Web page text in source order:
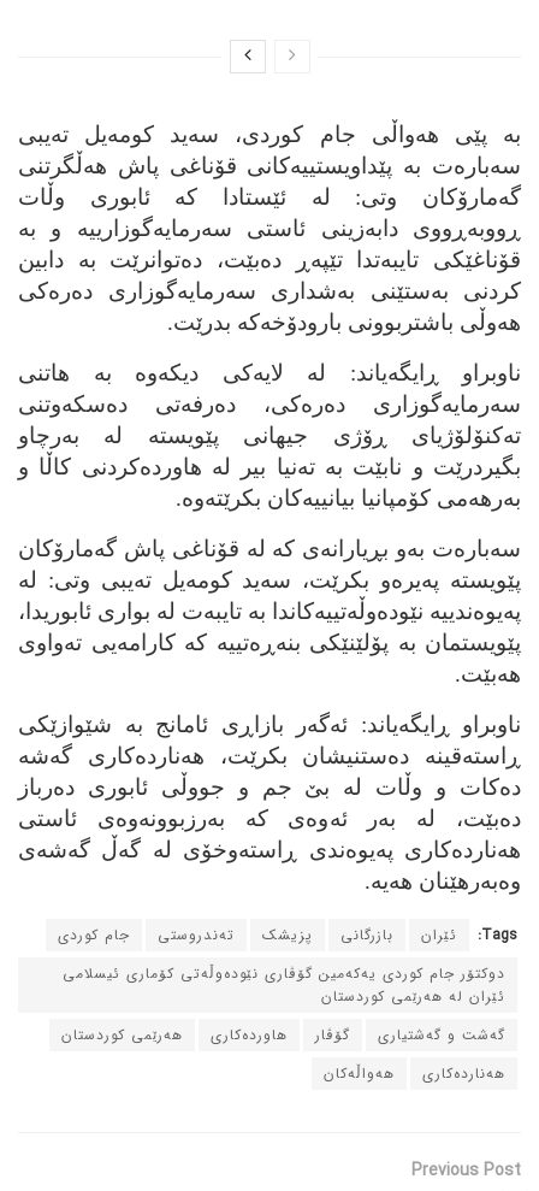
به‌ پێی هه‌واڵی جام کوردی، سه‌ید کومه‌یل ته‌یبی
سه‌باره‌ت به‌ پێداویستییه‌کانی قۆناغی پاش هه‌ڵگرتنی
گه‌مارۆکان وتی: له‌ ئێستادا که‌ ئابوری وڵات
ڕووبه‌ڕووی دابه‌زینی ئاستی سه‌رمایه‌گوزارییه‌ و به‌
قۆناغێکی تایبه‌تدا تێپه‌ڕ ده‌بێت، ده‌توانرێت به‌ دابین
کردنی به‌ستێنی به‌شداری سه‌رمایه‌گوزاری ده‌ره‌کی
هه‌وڵی باشتربوونی بارودۆخه‌که‌ بدرێت.
ناوبراو ڕایگه‌یاند: له‌ لایه‌کی دیکه‌وه‌ به‌ هاتنی
سه‌رمایه‌گوزاری ده‌ره‌کی، ده‌رفه‌تی ده‌سکه‌وتنی
ته‌کنۆلۆژیای ڕۆژی جیهانی پێویسته‌ له‌ به‌رچاو
بگیردرێت و نابێت به‌ ته‌نیا بیر له‌ هاورده‌کردنی کاڵا و
به‌رهه‌می کۆمپانیا بیانییه‌کان بکرێته‌وه‌.
سه‌باره‌ت به‌و بڕیارانه‌ی که‌ له‌ قۆناغی پاش گه‌مارۆکان
پێویسته‌ په‌یره‌و بکرێت، سه‌ید کومه‌یل ته‌یبی وتی: له‌
په‌یوه‌ندییه‌ نێوده‌وڵه‌تییه‌کاندا به‌ تایبه‌ت له‌ بواری ئابوریدا،
پێویستمان به‌ پۆلێنێکی بنه‌ڕه‌تییه‌ که‌ کارامه‌یی ته‌واوی
هه‌بێت.
ناوبراو ڕایگه‌یاند: ئه‌گه‌ر بازاڕی ئامانج به‌ شێوازێکی
ڕاسته‌قینه‌ ده‌ستنیشان بکرێت، هه‌نارده‌کاری گه‌شه‌
ده‌کات و وڵات له‌ بێ جم و جووڵی ئابوری ده‌رباز
ده‌بێت، له‌ به‌ر ئه‌وه‌ی که‌ به‌رزبوونه‌وه‌ی ئاستی
هه‌نارده‌کاری په‌یوه‌ندی ڕاسته‌وخۆی له‌ گه‌ڵ گه‌شه‌ی
وه‌به‌رهێنان هه‌یه‌.
Tags: ئێران بازرگانی پزیشک ته‌ندروستی
جام کوردی
دوکتۆر جام کوردی یه‌که‌مین گۆڤاری نێوده‌وڵه‌تی کۆماری ئیسلامی
ئێران له‌ هه‌رێمی کوردستان
گه‌شت و گه‌شتیاری
گۆڤار هاورده‌کاری
هه‌رێمی کوردستان
هه‌نارده‌کاری
هه‌واڵه‌کان
Previous Post